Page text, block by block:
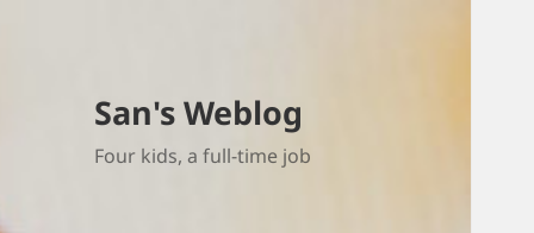
San's Weblog
Four kids, a full-time job